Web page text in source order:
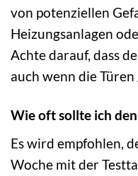
von potenziellen
Heizungsanlagen
Achte darauf, dass
auch wenn die Türen
Wie oft sollte ich
Es wird empfohlen,
Woche mit der